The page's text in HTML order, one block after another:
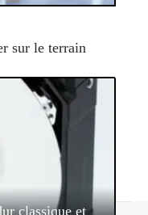
sur le terrain
classique et